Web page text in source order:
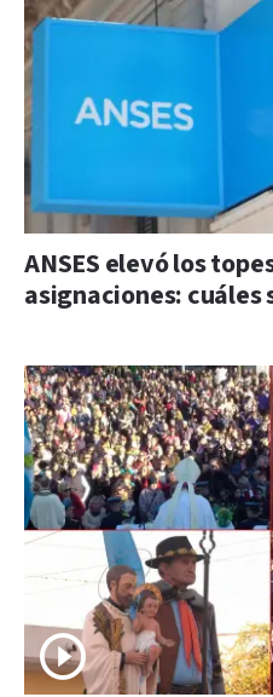
ANSES elevó los
asignaciones: cuáles